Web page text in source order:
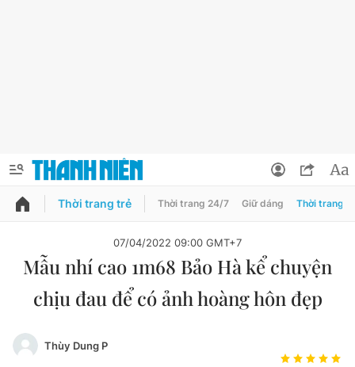
PODCAST QUẢNG CÁO
Chuyên mục
Chuyên mục khác
Thông tin tài khoản
Đổi mật khẩu
Thời trang trẻ Thời trang 24/7 Giữ dáng Thời trang
07/04/2022 09:00 GMT+7
Mẫu nhí cao 1m68 Bảo Hà kể chuyện
chịu đau để có ảnh hoàng hôn đẹp
Thùy Dung P